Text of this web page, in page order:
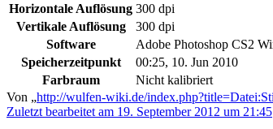
Horizontale Auflösung 300 dpi
Vertikale Auflösung
300 dpi
Software
Adobe Photoshop CS2
Speicherzeitpunkt
00:25, 10. Jun 2010
Farbraum
Nicht kalibriert
Von „http://wulfen-wiki.de/
Zuletzt bearbeitet am 19. September 2012 um 21:45